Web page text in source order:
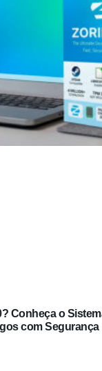
Conheça o
com Segurança